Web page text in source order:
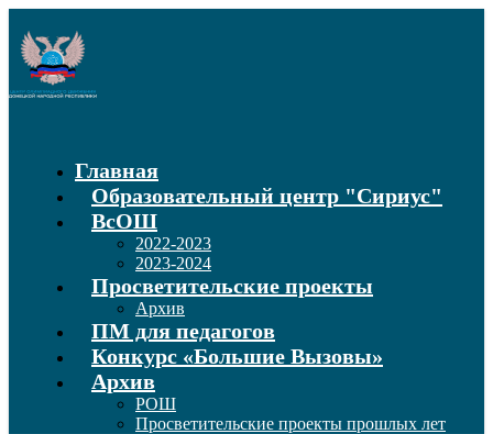
Главная
Образовательный центр "Сириус"
ВсОШ
2022-2023
2023-2024
Просветительские проекты
Архив
ПМ для педагогов
Конкурс «Большие Вызовы»
Архив
РОШ
Просветительские проекты прошлых лет